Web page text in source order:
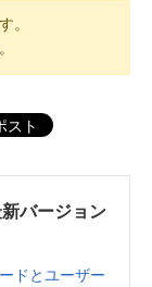
。
スト
バージョン
ドとユーザー